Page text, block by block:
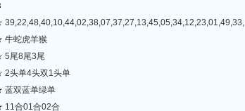
虎羊猴
8尾3尾
4头双1头单
蓝单绿单
01合02合